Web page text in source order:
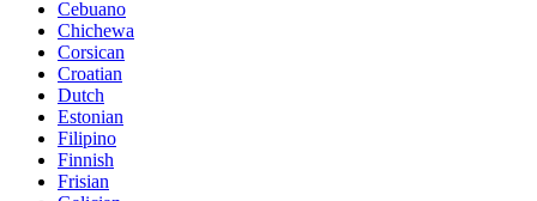
Cebuano
Chichewa
Corsican
Croatian
Dutch
Estonian
Filipino
Finnish
Frisian